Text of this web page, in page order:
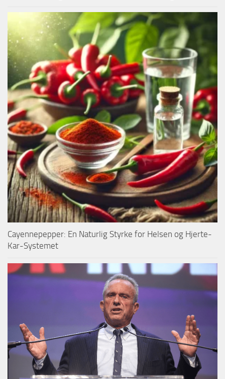
Cayennepepper: En Naturlig Styrke for Helsen og Hjerte-
Kar-Systemet